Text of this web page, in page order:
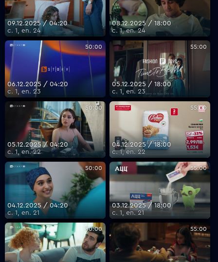
09.12.2025 / 04:20
с. 1, еп. 24
08.12.2025 / 18:00
с. 1, еп. 24
50:00
06.12.2025 / 04:20
с. 1, еп. 23
55:00
05.12.2025 / 18:00
с. 1, еп. 23
50:00
05.12.2025 / 04:20
с. 1, еп. 22
55:00
04.12.2025 / 18:00
с. 1, еп. 22
50:00
04.12.2025 / 04:20
с. 1, еп. 21
55:00
03.12.2025 / 18:00
с. 1, еп. 21
50:00 55:00